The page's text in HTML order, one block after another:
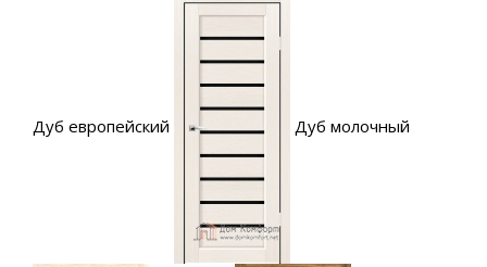
Дуб европейский Дуб молочный